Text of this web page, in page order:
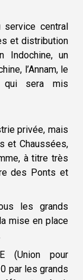
service central
et distribution
Indochine, un
l’Annam, le
qui sera mis
privée, mais
et Chaussées,
à titre très
des Ponts et
les grands
mise en place
(Union pour
par les grands